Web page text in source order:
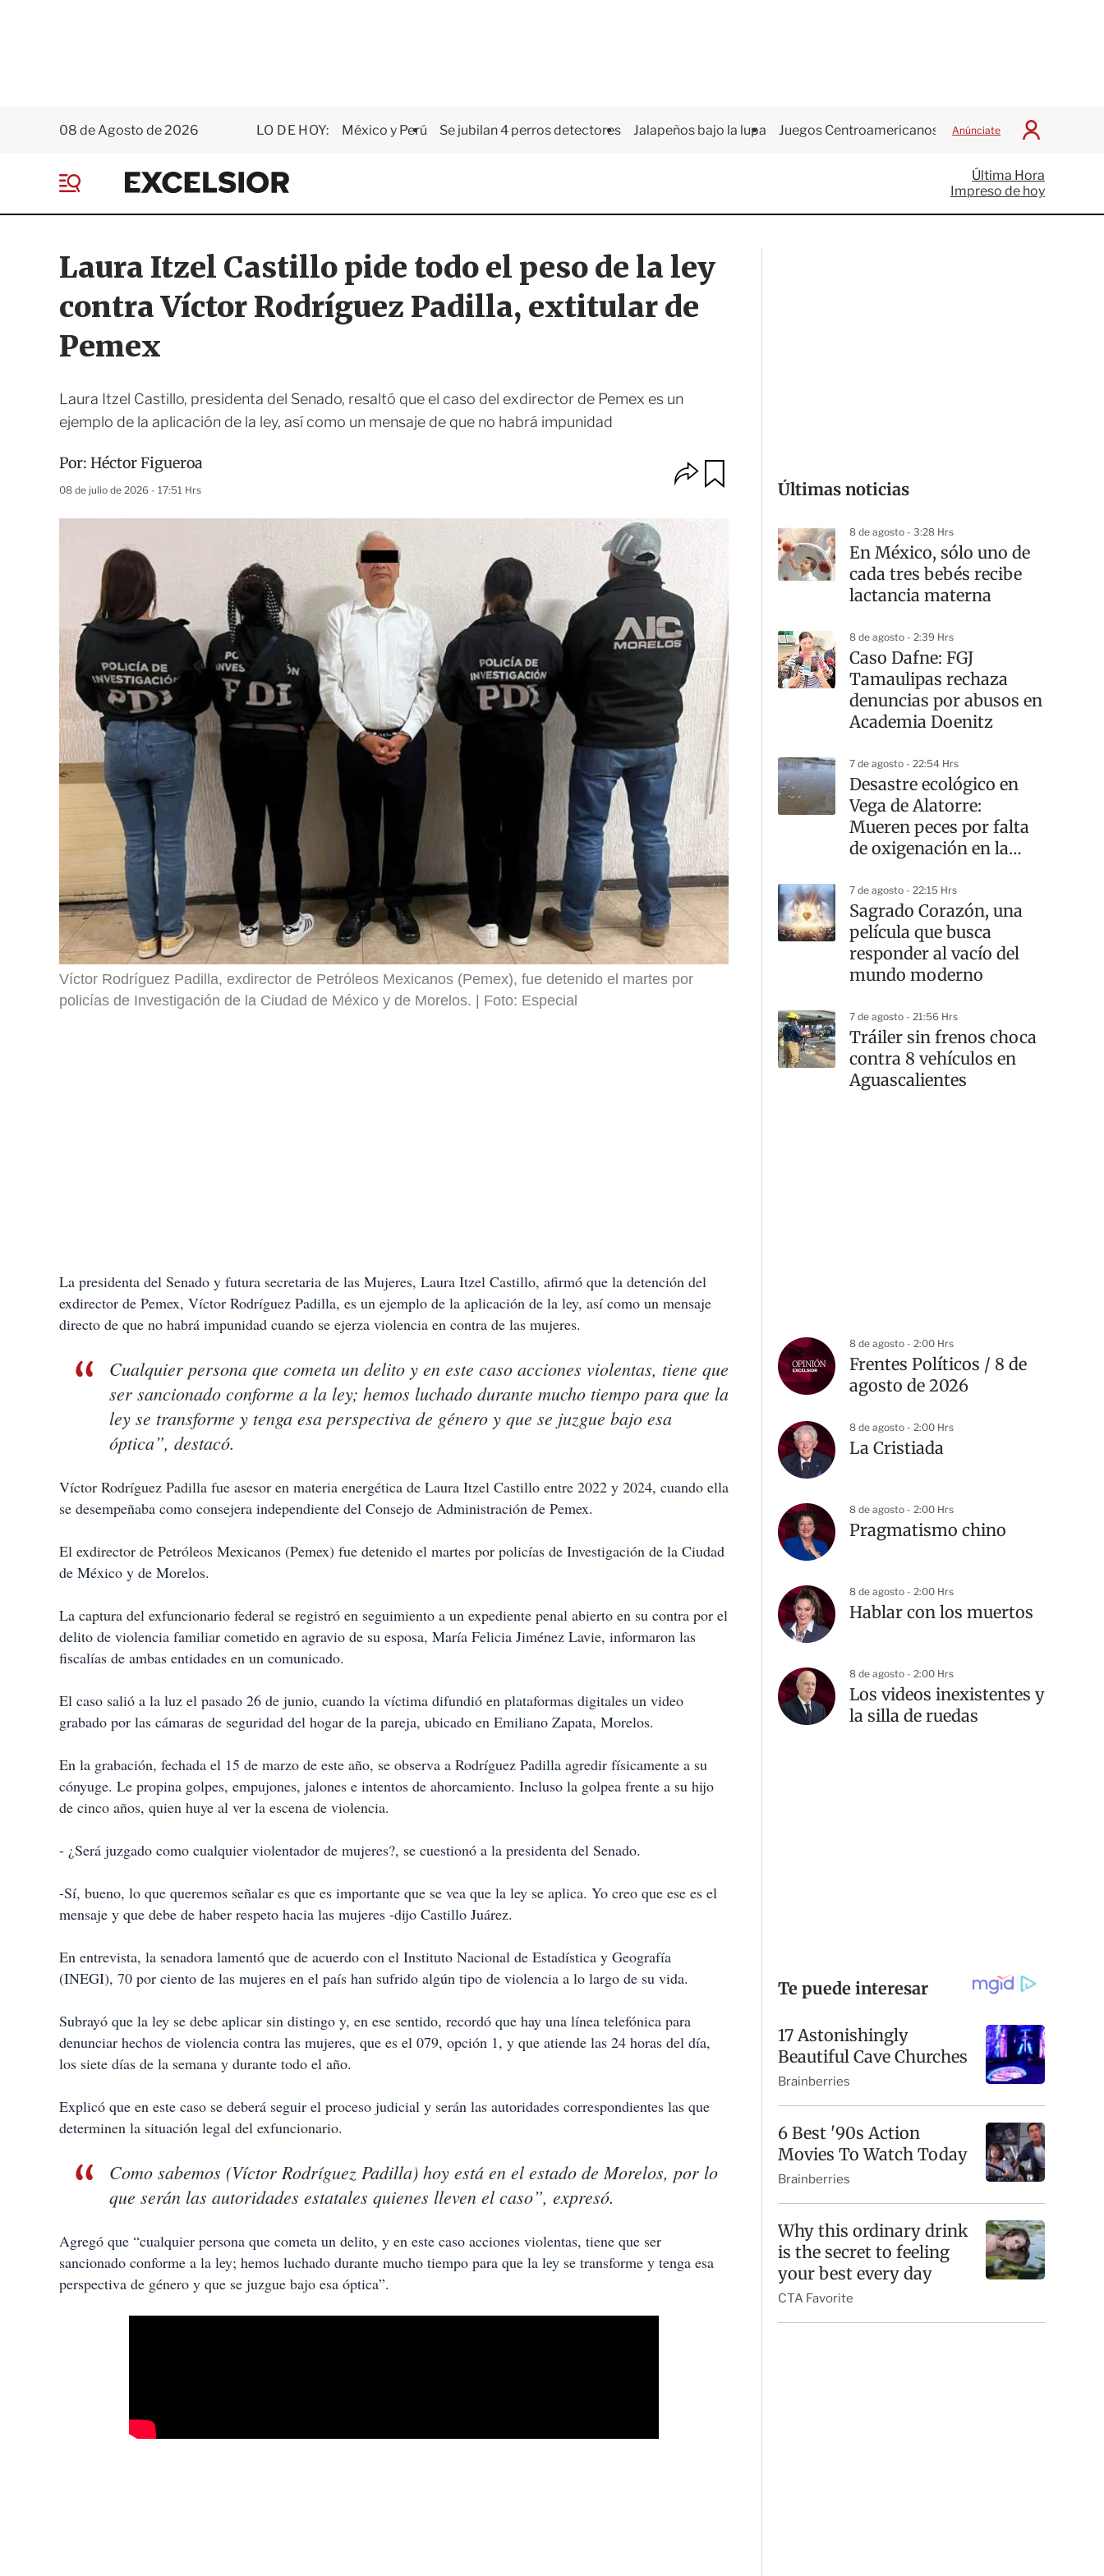
08 de Agosto de 2026 LO DE HOY: México y Perú Se jubilan 4 perros detectores Jalapeños bajo la lupa Juegos Centroamericanos Anúnciate
I
c
i
a
E
x
e
s
i
o
e
Última Hora
Impreso de hoy
Laura Itzel Castillo pide todo el peso de la ley
contra Víctor Rodríguez Padilla, extitular de
Pemex
Laura Itzel Castillo, presidenta del Senado, resaltó que el caso del exdirector de Pemex es un
ejemplo de la aplicación de la ley, así como un mensaje de que no habrá impunidad
Por: Héctor Figueroa
08 de julio de 2026 - 17:51 Hrs
O
p
a
Víctor Rodríguez Padilla, exdirector de Petróleos Mexicanos (Pemex), fue detenido el martes por
policías de Investigación de la Ciudad de México y de Morelos.
Foto: Especial
La presidenta del Senado y futura secretaria de las Mujeres, Laura Itzel Castillo, afirmó que la detención del
exdirector de Pemex, Víctor Rodríguez Padilla, es un ejemplo de la aplicación de la ley, así como un mensaje
directo de que no habrá impunidad cuando se ejerza violencia en contra de las mujeres.
Cualquier persona que cometa un delito y en este caso acciones violentas, tiene que
ser sancionado conforme a la ley; hemos luchado durante mucho tiempo para que la
ley se transforme y tenga esa perspectiva de género y que se juzgue bajo esa
óptica”, destacó.
Víctor Rodríguez Padilla fue asesor en materia energética de Laura Itzel Castillo entre 2022 y 2024, cuando ella
se desempeñaba como consejera independiente del Consejo de Administración de Pemex.
El exdirector de Petróleos Mexicanos (Pemex) fue detenido el martes por policías de Investigación de la Ciudad
de México y de Morelos.
La captura del exfuncionario federal se registró en seguimiento a un expediente penal abierto en su contra por el
delito de violencia familiar cometido en agravio de su esposa, María Felicia Jiménez Lavie, informaron las
fiscalías de ambas entidades en un comunicado.
El caso salió a la luz el pasado 26 de junio, cuando la víctima difundió en plataformas digitales un video
grabado por las cámaras de seguridad del hogar de la pareja, ubicado en Emiliano Zapata, Morelos.
En la grabación, fechada el 15 de marzo de este año, se observa a Rodríguez Padilla agredir físicamente a su
cónyuge. Le propina golpes, empujones, jalones e intentos de ahorcamiento. Incluso la golpea frente a su hijo
de cinco años, quien huye al ver la escena de violencia.
- ¿Será juzgado como cualquier violentador de mujeres?, se cuestionó a la presidenta del Senado.
-Sí, bueno, lo que queremos señalar es que es importante que se vea que la ley se aplica. Yo creo que ese es el
mensaje y que debe de haber respeto hacia las mujeres -dijo Castillo Juárez.
En entrevista, la senadora lamentó que de acuerdo con el Instituto Nacional de Estadística y Geografía
(INEGI), 70 por ciento de las mujeres en el país han sufrido algún tipo de violencia a lo largo de su vida.
Subrayó que la ley se debe aplicar sin distingo y, en ese sentido, recordó que hay una línea telefónica para
denunciar hechos de violencia contra las mujeres, que es el 079, opción 1, y que atiende las 24 horas del día,
los siete días de la semana y durante todo el año.
Explicó que en este caso se deberá seguir el proceso judicial y serán las autoridades correspondientes las que
determinen la situación legal del exfuncionario.
Como sabemos (Víctor Rodríguez Padilla) hoy está en el estado de Morelos, por lo
que serán las autoridades estatales quienes lleven el caso”, expresó.
Agregó que “cualquier persona que cometa un delito, y en este caso acciones violentas, tiene que ser
sancionado conforme a la ley; hemos luchado durante mucho tiempo para que la ley se transforme y tenga esa
perspectiva de género y que se juzgue bajo esa óptica”.
Últimas noticias
8 de agosto - 3:28 Hrs
En México, sólo uno de
cada tres bebés recibe
lactancia materna
8 de agosto - 2:39 Hrs
Caso Dafne: FGJ
Tamaulipas rechaza
denuncias por abusos en
Academia Doenitz
7 de agosto - 22:54 Hrs
Desastre ecológico en
Vega de Alatorre:
Mueren peces por falta
de oxigenación en la
7 de agosto - 22:15 Hrs
Sagrado Corazón, una
película que busca
responder al vacío del
mundo moderno
7 de agosto - 21:56 Hrs
Tráiler sin frenos choca
contra 8 vehículos en
Aguascalientes
8 de agosto - 2:00 Hrs
Frentes Políticos / 8 de
agosto de 2026
8 de agosto - 2:00 Hrs
La Cristiada
8 de agosto - 2:00 Hrs
Pragmatismo chino
8 de agosto - 2:00 Hrs
Hablar con los muertos
8 de agosto - 2:00 Hrs
Los videos inexistentes y
la silla de ruedas